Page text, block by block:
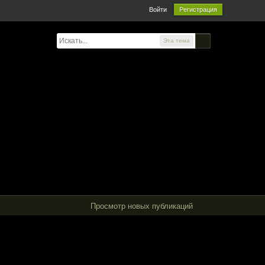
Войти Регистрация
Эта тема
Просмотр новых публикаций